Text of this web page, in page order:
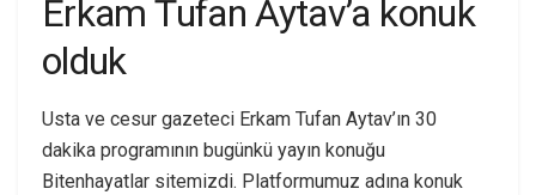
Erkam Tufan Aytav’a konuk
olduk
Usta ve cesur gazeteci Erkam Tufan Aytav’ın 30
dakika programının bugünkü yayın konuğu
Bitenhayatlar sitemizdi. Platformumuz adına konuk